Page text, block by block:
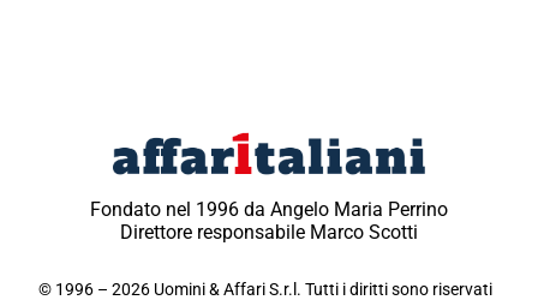
Fondato nel 1996 da Angelo Maria Perrino
Direttore responsabile Marco Scotti
© 1996 – 2026 Uomini & Affari S.r.l. Tutti i diritti sono riservati